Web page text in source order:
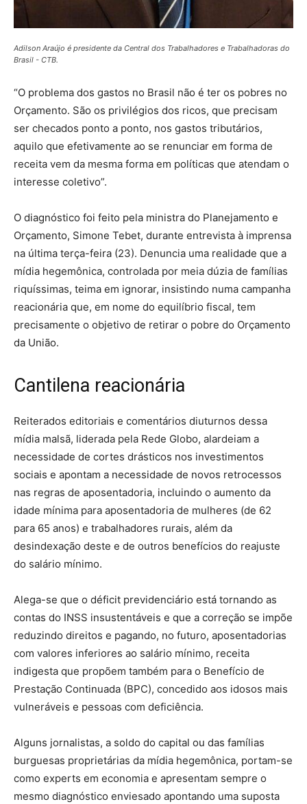
Adilson Araújo é presidente da Central dos Trabalhadores e Trabalhadoras do
Brasil - CTB.
“O problema dos gastos no Brasil não é ter os pobres no
Orçamento. São os privilégios dos ricos, que precisam
ser checados ponto a ponto, nos gastos tributários,
aquilo que efetivamente ao se renunciar em forma de
receita vem da mesma forma em políticas que atendam o
interesse coletivo”.
O diagnóstico foi feito pela ministra do Planejamento e
Orçamento, Simone Tebet, durante entrevista à imprensa
na última terça-feira (23). Denuncia uma realidade que a
mídia hegemônica, controlada por meia dúzia de famílias
riquíssimas, teima em ignorar, insistindo numa campanha
reacionária que, em nome do equilíbrio fiscal, tem
precisamente o objetivo de retirar o pobre do Orçamento
da União.
Cantilena reacionária
Reiterados editoriais e comentários diuturnos dessa
mídia malsã, liderada pela Rede Globo, alardeiam a
necessidade de cortes drásticos nos investimentos
sociais e apontam a necessidade de novos retrocessos
nas regras de aposentadoria, incluindo o aumento da
idade mínima para aposentadoria de mulheres (de 62
para 65 anos) e trabalhadores rurais, além da
desindexação deste e de outros benefícios do reajuste
do salário mínimo.
Alega-se que o déficit previdenciário está tornando as
contas do INSS insustentáveis e que a correção se impõe
reduzindo direitos e pagando, no futuro, aposentadorias
com valores inferiores ao salário mínimo, receita
indigesta que propõem também para o Benefício de
Prestação Continuada (BPC), concedido aos idosos mais
vulneráveis e pessoas com deficiência.
Alguns jornalistas, a soldo do capital ou das famílias
burguesas proprietárias da mídia hegemônica, portam-se
como experts em economia e apresentam sempre o
mesmo diagnóstico enviesado apontando uma suposta